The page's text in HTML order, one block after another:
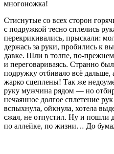
многоножка!
Стиснутые со всех сторон
с подружкой тесно сплелись
перекрикивались, прыскали:
держась за руки, пробились к
давке. Шли в толпе, по-
и переговариваясь. Странно
подружку отбивало всё
жарко сцеплены! Так же
руку мужчина рядом — но
нечаянное долгое сплетение
вспыхнула, ойкнула, хотела
сжал, не отпустил. Ну и пошли
по аллейке, по жизни… До